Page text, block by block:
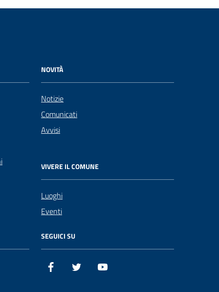
NOVITÀ
Notizie
Comunicati
Avvisi
VIVERE IL COMUNE
Luoghi
Eventi
SEGUICI SU
Facebook Twitter